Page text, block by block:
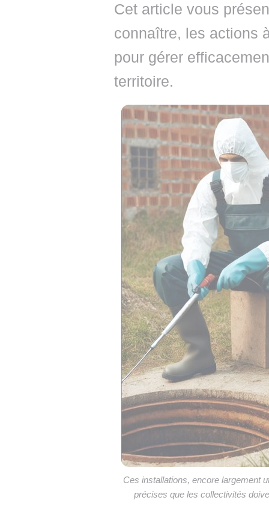
Cet article vous
connaître, les actions
pour gérer
territoire.
Ces installations, encore largement
précises que les collectivités